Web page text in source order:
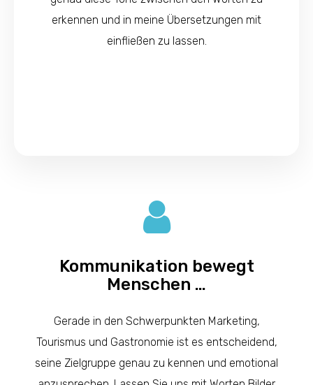
erkennen und in meine Übersetzungen mit
einfließen zu lassen.
Kommunikation bewegt
Menschen …
Gerade in den Schwerpunkten Marketing,
Tourismus und Gastronomie ist es entscheidend,
seine Zielgruppe genau zu kennen und emotional